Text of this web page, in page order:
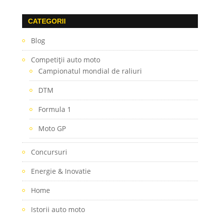
CATEGORII
Blog
Competiţii auto moto
Campionatul mondial de raliuri
DTM
Formula 1
Moto GP
Concursuri
Energie & Inovatie
Home
Istorii auto moto